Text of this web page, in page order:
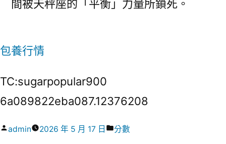
間被天秤座的「平衡」力量所鎖死。
包養行情
TC:sugarpopular900
6a089822eba087.12376208
作
admin 2026 年 5 月 17 日
分
分數